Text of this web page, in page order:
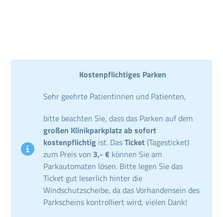
Kostenpflichtiges Parken
Sehr geehrte Patientinnen und Patienten,
bitte beachten Sie, dass das Parken auf dem
großen Klinikparkplatz ab sofort
kostenpflichtig ist. DasTicket (Tagesticket)
zum Preis von 3,- € können Sie am
Parkautomaten lösen. Bitte legen Sie das
Ticket gut leserlich hinter die
Windschutzscheibe, da das Vorhandensein des
Parkscheins kontrolliert wird, vielen Dank!